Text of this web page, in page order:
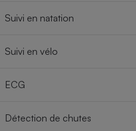
Suivi en natation
Suivi en vélo
ECG
Détection de chutes